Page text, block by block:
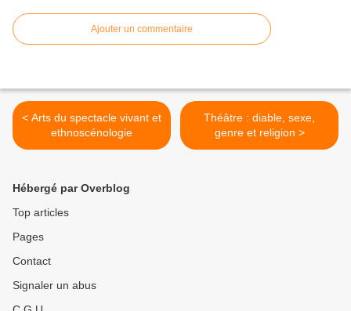
Ajouter un commentaire
< Arts du spectacle vivant et
ethnoscénologie
Théâtre : diable, sexe,
genre et religion >
Hébergé par Overblog
Top articles
Pages
Contact
Signaler un abus